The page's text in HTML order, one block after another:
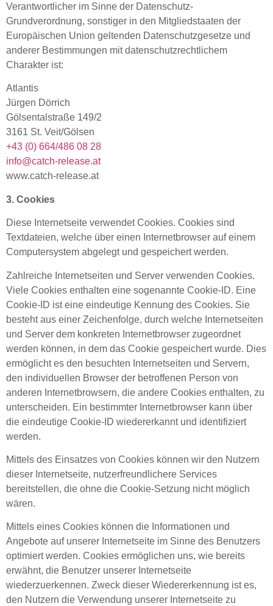
Verantwortlicher im Sinne der Datenschutz-
Grundverordnung, sonstiger in den Mitgliedstaaten der
Europäischen Union geltenden Datenschutzgesetze und
anderer Bestimmungen mit datenschutzrechtlichem
Charakter ist:
Atlantis
Jürgen Dörrich
Gölsentalstraße 149/2
3161 St. Veit/Gölsen
+43 (0) 664/486 08 28
info@catch-release.at
www.catch-release.at
3. Cookies
Diese Internetseite verwendet Cookies. Cookies sind
Textdateien, welche über einen Internetbrowser auf einem
Computersystem abgelegt und gespeichert werden.
Zahlreiche Internetseiten und Server verwenden Cookies.
Viele Cookies enthalten eine sogenannte Cookie-ID. Eine
Cookie-ID ist eine eindeutige Kennung des Cookies. Sie
besteht aus einer Zeichenfolge, durch welche Internetseiten
und Server dem konkreten Internetbrowser zugeordnet
werden können, in dem das Cookie gespeichert wurde. Dies
ermöglicht es den besuchten Internetseiten und Servern,
den individuellen Browser der betroffenen Person von
anderen Internetbrowsern, die andere Cookies enthalten, zu
unterscheiden. Ein bestimmter Internetbrowser kann über
die eindeutige Cookie-ID wiedererkannt und identifiziert
werden.
Mittels des Einsatzes von Cookies können wir den Nutzern
dieser Internetseite, nutzerfreundlichere Services
bereitstellen, die ohne die Cookie-Setzung nicht möglich
wären.
Mittels eines Cookies können die Informationen und
Angebote auf unserer Internetseite im Sinne des Benutzers
optimiert werden. Cookies ermöglichen uns, wie bereits
erwähnt, die Benutzer unserer Internetseite
wiederzuerkennen. Zweck dieser Wiedererkennung ist es,
den Nutzern die Verwendung unserer Internetseite zu